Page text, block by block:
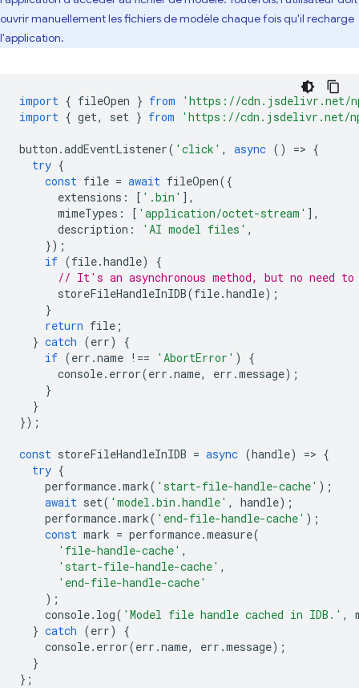
ouvrir manuellement les fichiers de modèle chaque fois qu'il recharge
l'application.
import { fileOpen } from
'https://cdn.jsdelivr.net/
import { get, set } from 'https://cdn.jsdelivr.net/
button .addEventListener( 'click' , async () => {
try {
const file = await fileOpen({
extensions : [ '.bin' ],
mimeTypes : [ 'application/octet-stream' ],
description : 'AI model files' ,
});
if (file.handle)
{
// It's an asynchronous method, but no need
storeFileHandleInIDB(file.handle);
}
return file ;
} catch (err)
{
if (err .name !== 'AbortError' )
{
console. error(err .name, err .message);
}
}
});
const storeFileHandleInIDB = async (handle) => {
try {
performance.mark( 'start-file-handle-cache' );
await set( 'model.bin.handle' , handle);
performance.mark( 'end-file-handle-cache' );
const mark = performance.measure(
'file-handle-cache' ,
'start-file-handle-cache' ,
'end-file-handle-cache'
);
console. log( 'Model file handle cached in IDB.' ,
} catch (err)
{
console. error(err .name, err .message);
}
};